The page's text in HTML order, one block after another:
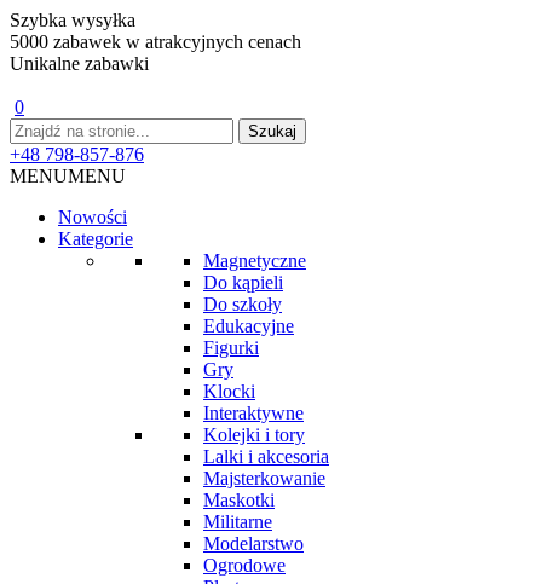
Szybka wysyłka
5000 zabawek w atrakcyjnych cenach
Unikalne zabawki
0
+48 798-857-876
MENUMENU
Nowości
Kategorie
Magnetyczne
Do kąpieli
Do szkoły
Edukacyjne
Figurki
Gry
Klocki
Interaktywne
Kolejki i tory
Lalki i akcesoria
Majsterkowanie
Maskotki
Militarne
Modelarstwo
Ogrodowe